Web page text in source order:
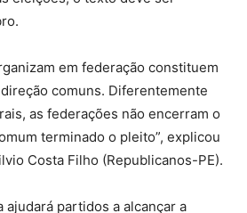
em federação constituem
comuns. Diferentemente
as federações não encerram o
terminado o pleito”, explicou
Costa Filho (Republicanos-PE).
ajudará partidos a alcançar a